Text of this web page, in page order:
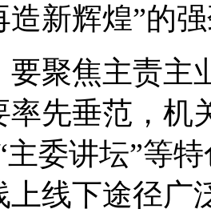
造新辉煌”的
要聚焦主责主
率先垂范，机
主委讲坛”等
上线下途径广